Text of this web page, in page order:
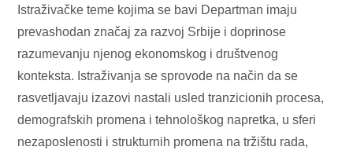
Istraživačke teme kojima se bavi Departman imaju
prevashodan značaj za razvoj Srbije i doprinose
razumevanju njenog ekonomskog i društvenog
konteksta. Istraživanja se sprovode na način da se
rasvetljavaju izazovi nastali usled tranzicionih procesa,
demografskih promena i tehnološkog napretka, u sferi
nezaposlenosti i strukturnih promena na tržištu rada,